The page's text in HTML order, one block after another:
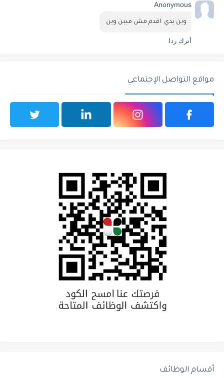
Anonymous
وين بدي  اقدم مش مببن وين
أترك ردا
مواقع التواصل الإجتماعي
أقسام الوظائف